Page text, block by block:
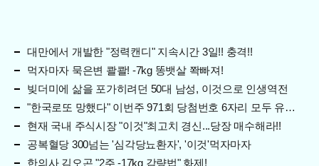
대만에서 개발한 "정력캔디" 지속시간 3일!! 충격!!
먹자마자 묵은변 콸콸! -7kg 똥뱃살 쫙빠져!
빚더미에 삶을 포가히려던 50대 남성, 이것으로 인생역전
"한국로또 망했다" 이번주 971회 당첨번호 6자리 모두 유출...관계자 실수로 "비상"!
현재 국내 주식시장 "이것"최고치 경신...당장 매수해라!!
공복혈당 300넘는 '심각당뇨환자', '이것'먹자마자
한의사 김오곤 "2주 -17kg 감량법" 화제!